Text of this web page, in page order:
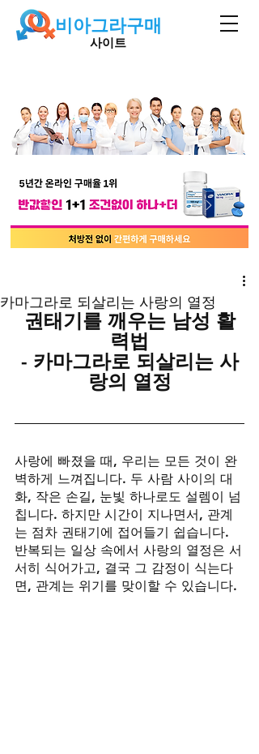
비아그라구매
사이트
카마그라로 되살리는 사랑의 열정
권태기를 깨우는 남성 활
력법
- 카마그라로 되살리는 사
랑의 열정
사랑에 빠졌을 때, 우리는 모든 것이 완
벽하게 느껴집니다. 두 사람 사이의 대
화, 작은 손길, 눈빛 하나로도 설렘이 넘
칩니다. 하지만 시간이 지나면서, 관계
는 점차 권태기에 접어들기 쉽습니다.
반복되는 일상 속에서 사랑의 열정은 서
서히 식어가고, 결국 그 감정이 식는다
면, 관계는 위기를 맞이할 수 있습니다.